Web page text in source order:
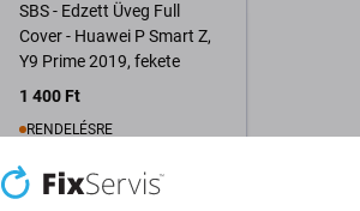
SBS - Edzett Üveg Full
Cover - Huawei P Smart Z,
Y9 Prime 2019, fekete
1 400 Ft
RENDELÉSRE
Kosárba